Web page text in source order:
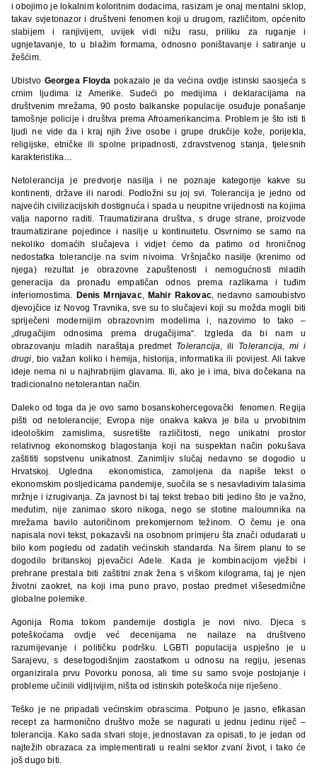
i obojimo je lokalnim koloritnim dodacima, rasizam je onaj mentalni sklop,
takav svjetonazor i društveni fenomen koji u drugom, različitom, općenito
slabijem i ranjivijem, uvijek vidi nižu rasu, priliku za ruganje i
ugnjetavanje, to u blažim formama, odnosno poništavanje i satiranje u
žešćim.
Ubistvo Georgea Floyda pokazalo je da većina ovdje istinski saosjeća s
crnim ljudima iz Amerike. Sudeći po medijima i deklaracijama na
društvenim mrežama, 90 posto balkanske populacije osuđuje ponašanje
tamošnje policije i društva prema Afroamerikancima. Problem je što isti ti
ljudi ne vide da i kraj njih žive osobe i grupe drukčije kože, porijekla,
religijske, etničke ili spolne pripadnosti, zdravstvenog stanja, tjelesnih
karakteristika…
Netolerancija je predvorje nasilja i ne poznaje kategorije kakve su
kontinenti, države ili narodi. Podložni su joj svi. Tolerancija je jedno od
najvećih civilizacijskih dostignuća i spada u neupitne vrijednosti na kojima
valja naporno raditi. Traumatizirana društva, s druge strane, proizvode
traumatizirane pojedince i nasilje u kontinuitetu. Osvrnimo se samo na
nekoliko domaćih slučajeva i vidjet ćemo da patimo od hroničnog
nedostatka tolerancije na svim nivoima. Vršnjačko nasilje (krenimo od
njega) rezultat je obrazovne zapuštenosti i nemogućnosti mladih
generacija da pronađu empatičan odnos prema razlikama i tuđim
inferiornostima. Denis Mrnjavac, Mahir Rakovac , nedavno samoubistvo
djevojčice iz Novog Travnika, sve su to slučajevi koji su možda mogli biti
spriječeni modernijim obrazovnim modelima i, nazovimo to tako –
„drugačijim odnosima prema drugačijima“. Izgleda da bi nam u
obrazovanju mladih naraštaja predmet Tolerancija , ili Tolerancija, mi i
drugi , bio važan koliko i hemija, historija, informatika ili povijest. Ali takve
ideje nema ni u najhrabrijim glavama. Ili, ako je i ima, biva dočekana na
tradicionalno netolerantan način.
Daleko od toga da je ovo samo bosanskohercegovački fenomen. Regija
pišti od netolerancije; Evropa nije onakva kakva je bila u prvobitnim
ideološkim zamislima, susretište različitosti, nego unikatni prostor
relativnog ekonomskog blagostanja koji na suspektan način pokušava
zaštititi sopstvenu unikatnost. Zanimljiv slučaj nedavno se dogodio u
Hrvatskoj. Ugledna ekonomistica, zamoljena da napiše tekst o
ekonomskim posljedicama pandemije, suočila se s nesavladivim talasima
mržnje i izrugivanja. Za javnost bi taj tekst trebao biti jedino što je važno,
međutim, nije zanimao skoro nikoga, nego se stotine maloumnika na
mrežama bavilo autoričinom prekomjernom težinom. O čemu je ona
napisala novi tekst, pokazavši na osobnom primjeru šta znači odudarati u
bilo kom pogledu od zadatih većinskih standarda. Na širem planu to se
dogodilo britanskoj pjevačici Adele. Kada je kombinacijom vježbi i
prehrane prestala biti zaštitni znak žena s viškom kilograma, taj je njen
životni zaokret, na koji ima puno pravo, postao predmet višesedmične
globalne polemike.
Agonija Roma tokom pandemije dostigla je novi nivo. Djeca s
poteškoćama ovdje već decenijama ne nailaze na društveno
razumijevanje i političku podršku. LGBTI populacija uspješno je u
Sarajevu, s desetogodišnjim zaostatkom u odnosu na regiju, jesenas
organizirala prvu Povorku ponosa, ali time su samo svoje postojanje i
probleme učinili vidljivijim, ništa od istinskih poteškoća nije riješeno.
Teško je ne pripadati većinskim obrascima. Potpuno je jasno, efikasan
recept za harmonično društvo može se nagurati u jednu jedinu riječ –
tolerancija. Kako sada stvari stoje, jednostavan za opisati, to je jedan od
najtežih obrazaca za implementirati u realni sektor zvani život, i tako će
još dugo biti.